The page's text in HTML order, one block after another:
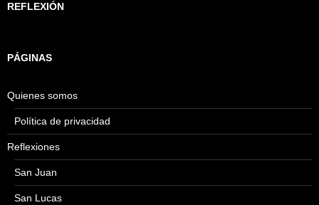
REFLEXIÓN
PÁGINAS
Quienes somos
Política de privacidad
Reflexiones
San Juan
San Lucas